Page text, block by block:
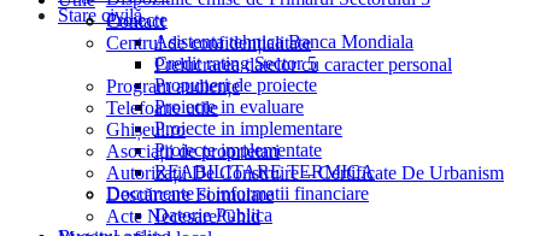
Stare civilă
Proiecte
Asistenta tehnica Banca Mondiala
Credit rating Sector 5
Propuneri de proiecte
Proiecte in evaluare
Proiecte in implementare
Proiecte implementate
REABILITARE TERMICA
Documente si informatii financiare
Datorie Publica
Contact
Centrul de confidențialitate
Prelucrarea datelor cu caracter personal
Program audiențe
Telefoane utile
Ghișeul.ro
Asociații de proprietari
Autorizații De Construire – Certificate De Urbanism
Descărcare Formulare
Acte Necesare/Ghid